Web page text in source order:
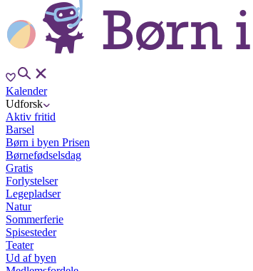
Kalender
Udforsk
Aktiv fritid
Barsel
Børn i byen Prisen
Børnefødselsdag
Gratis
Forlystelser
Legepladser
Natur
Sommerferie
Spisesteder
Teater
Ud af byen